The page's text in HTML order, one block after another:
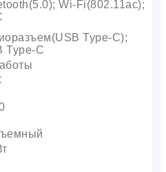
Wi-Fi(802.11ac);
Type-C);
Type-C